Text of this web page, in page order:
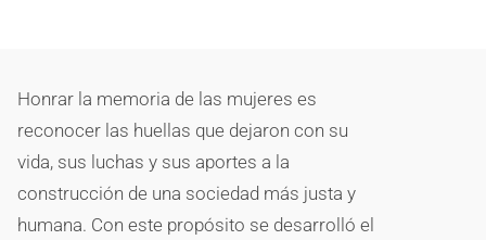
Honrar la memoria de las mujeres es
reconocer las huellas que dejaron con su
vida, sus luchas y sus aportes a la
construcción de una sociedad más justa y
humana. Con este propósito se desarrolló el